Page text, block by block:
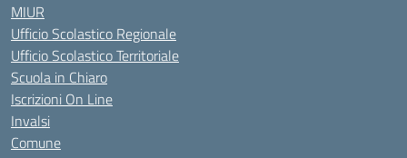
MIUR
Ufficio Scolastico Regionale
Ufficio Scolastico Territoriale
Scuola in Chiaro
Iscrizioni On Line
Invalsi
Comune